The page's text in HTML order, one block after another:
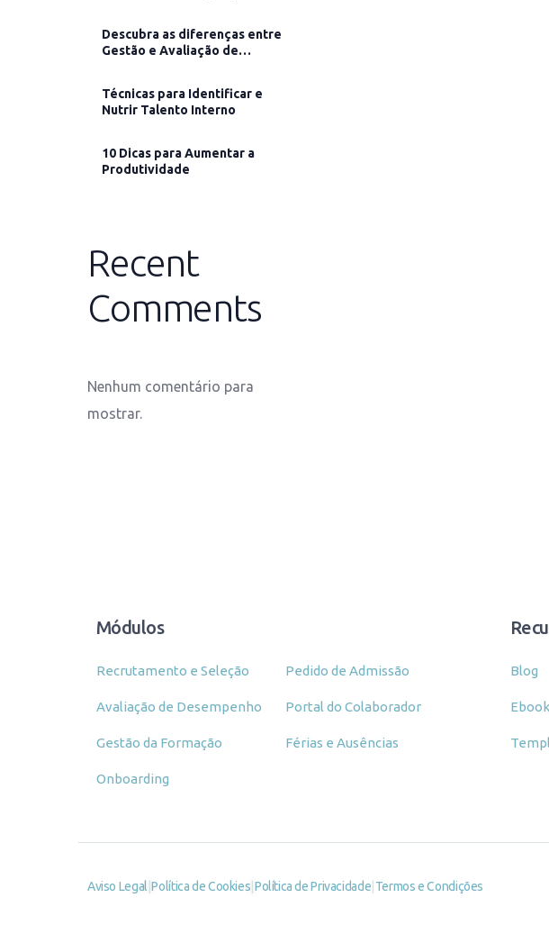
Descubra as diferenças entre
Gestão e Avaliação de
Técnicas para Identificar e
Nutrir Talento Interno
10 Dicas para Aumentar a
Produtividade
Recent
Comments
Nenhum comentário para
mostrar.
Módulos
Recrutamento e Seleção
Avaliação de Desempenho
Gestão da Formação
Onboarding
Pedido de Admissão
Portal do Colaborador
Férias e Ausências
Blog
Aviso Legal |Política de Cookies Política de Privacidade Termos e Condições